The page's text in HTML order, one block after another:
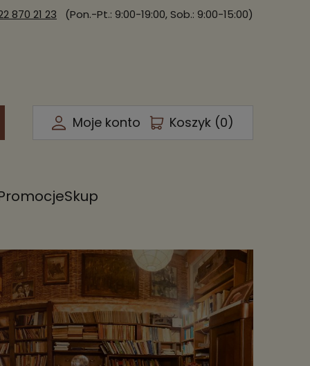
870 21 23 (Pon.-Pt.: 9:00-19:00, Sob.: 9:00-15:00)
Moje konto Koszyk (0)
Skup